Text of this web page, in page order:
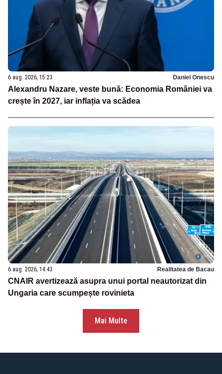
6 aug. 2026, 15:23 Daniel Onescu
Alexandru Nazare, veste bună: Economia României va
crește în 2027, iar inflația va scădea
6 aug. 2026, 14:43 Realitatea de Bacau
CNAIR avertizează asupra unui portal neautorizat din
Ungaria care scumpește rovinieta
Mai Multe